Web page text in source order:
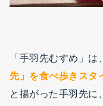
「手羽先むすめ」は、
先」を食べ歩きスタ
と揚がった手羽先に